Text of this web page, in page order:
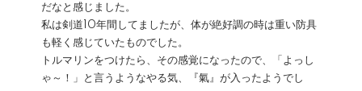
だなと感じました。
私は剣道10年間してましたが、体が絶好調の時は重い防具
も軽く感じていたものでした。
トルマリンをつけたら、その感覚になったので、「よっし
ゃ～！」と言うようなやる気、『氣』が入ったようでし